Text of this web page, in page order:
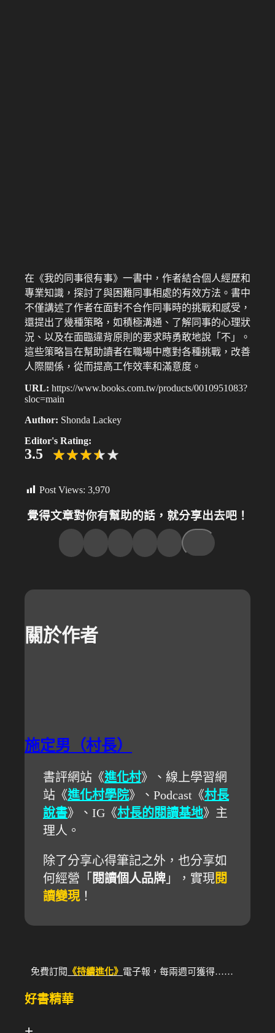
在《我的同事很有事》一書中，作者結合個人經歷和
專業知識，探討了與困難同事相處的有效方法。書中
不僅講述了作者在面對不合作同事時的挑戰和感受，
還提出了幾種策略，如積極溝通、了解同事的心理狀
況、以及在面臨違背原則的要求時勇敢地說「不」。
這些策略旨在幫助讀者在職場中應對各種挑戰，改善
人際關係，從而提高工作效率和滿意度。
URL: https://www.books.com.tw/products/0010951083?
sloc=main
Author: Shonda Lackey
Editor's Rating:
3.5
Post Views: 3,970
覺得文章對你有幫助的話，就分享出去吧！
關於作者
施定男（村長）
書評網站《進化村》、線上學習網
站《進化村學院》、Podcast《村長
說書》、IG《村長的閱讀基地》主
理人。
除了分享心得筆記之外，也分享如
何經營「 閱讀個人品牌 」，實現閱
讀變現！
免費訂閱 《持續進化》 電子報，每兩週可獲得……
好書精華